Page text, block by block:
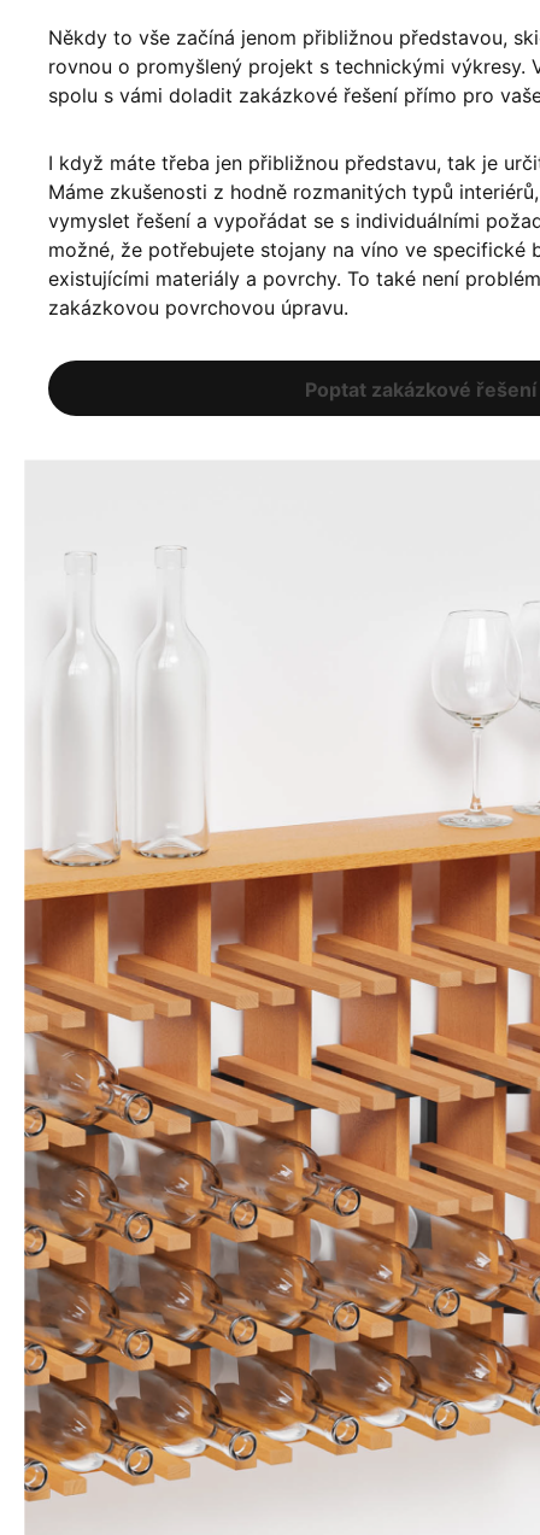
Někdy to vše začíná jenom přibližnou představou,
rovnou o promyšlený projekt s technickými výkresy.
spolu s vámi doladit zakázkové řešení přímo pro
I když máte třeba jen přibližnou představu, tak je
Máme zkušenosti z hodně rozmanitých typů
vymyslet řešení a vypořádat se s individuálními
možné, že potřebujete stojany na víno ve specifické
existujícími materiály a povrchy. To také není
zakázkovou povrchovou úpravu.
Poptat zakázkové řešení